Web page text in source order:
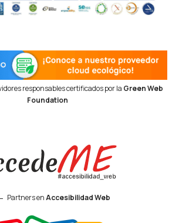
responsables certificados por la Green Web
Foundation
Partners enAccesibilidad Web